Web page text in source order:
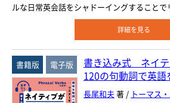
検索条件をクリア
ルな日常英会話をシャドーイングすること
詳細を見る
書き込み式 ネイテ
120の句動詞で英語
長尾和夫 著 / トーマス
書籍版 電子版